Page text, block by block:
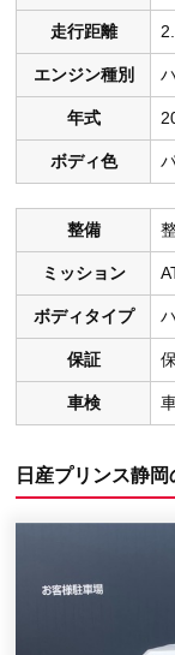
走行距離
エンジン種別
年式
ボディ色
整備
ミッション
ボディタイプ
保証
車検
日産プリンス静